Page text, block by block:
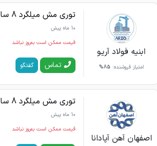
ابنیه فولاد آریو
امتیاز فروشنده: 85%
توری مش میلگرد 8 ساده چشمه 20
10 ماه پیش
قیمت ممکن است به‌روز نباشد
تماس گفتگو
اصفهان آهن آپادانا
توری مش میلگرد 8 ساده چشمه 20
10 ماه پیش
قیمت ممکن است به‌روز نباشد